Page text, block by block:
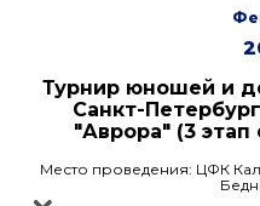
Турнир юношей и
Санкт-
"Аврора" (3 этап
Место проведения: ЦФК